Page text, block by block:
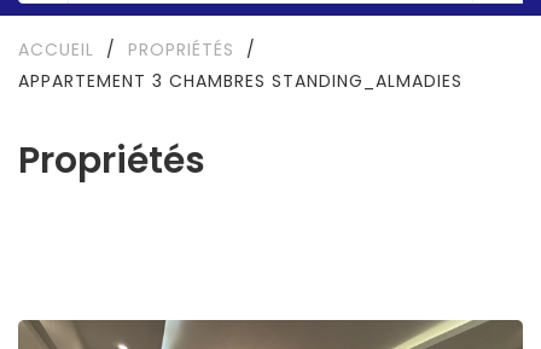
Propriétés
ACCUEIL / PROPRIÉTÉS
/
APPARTEMENT 3 CHAMBRES STANDING_ALMADIES